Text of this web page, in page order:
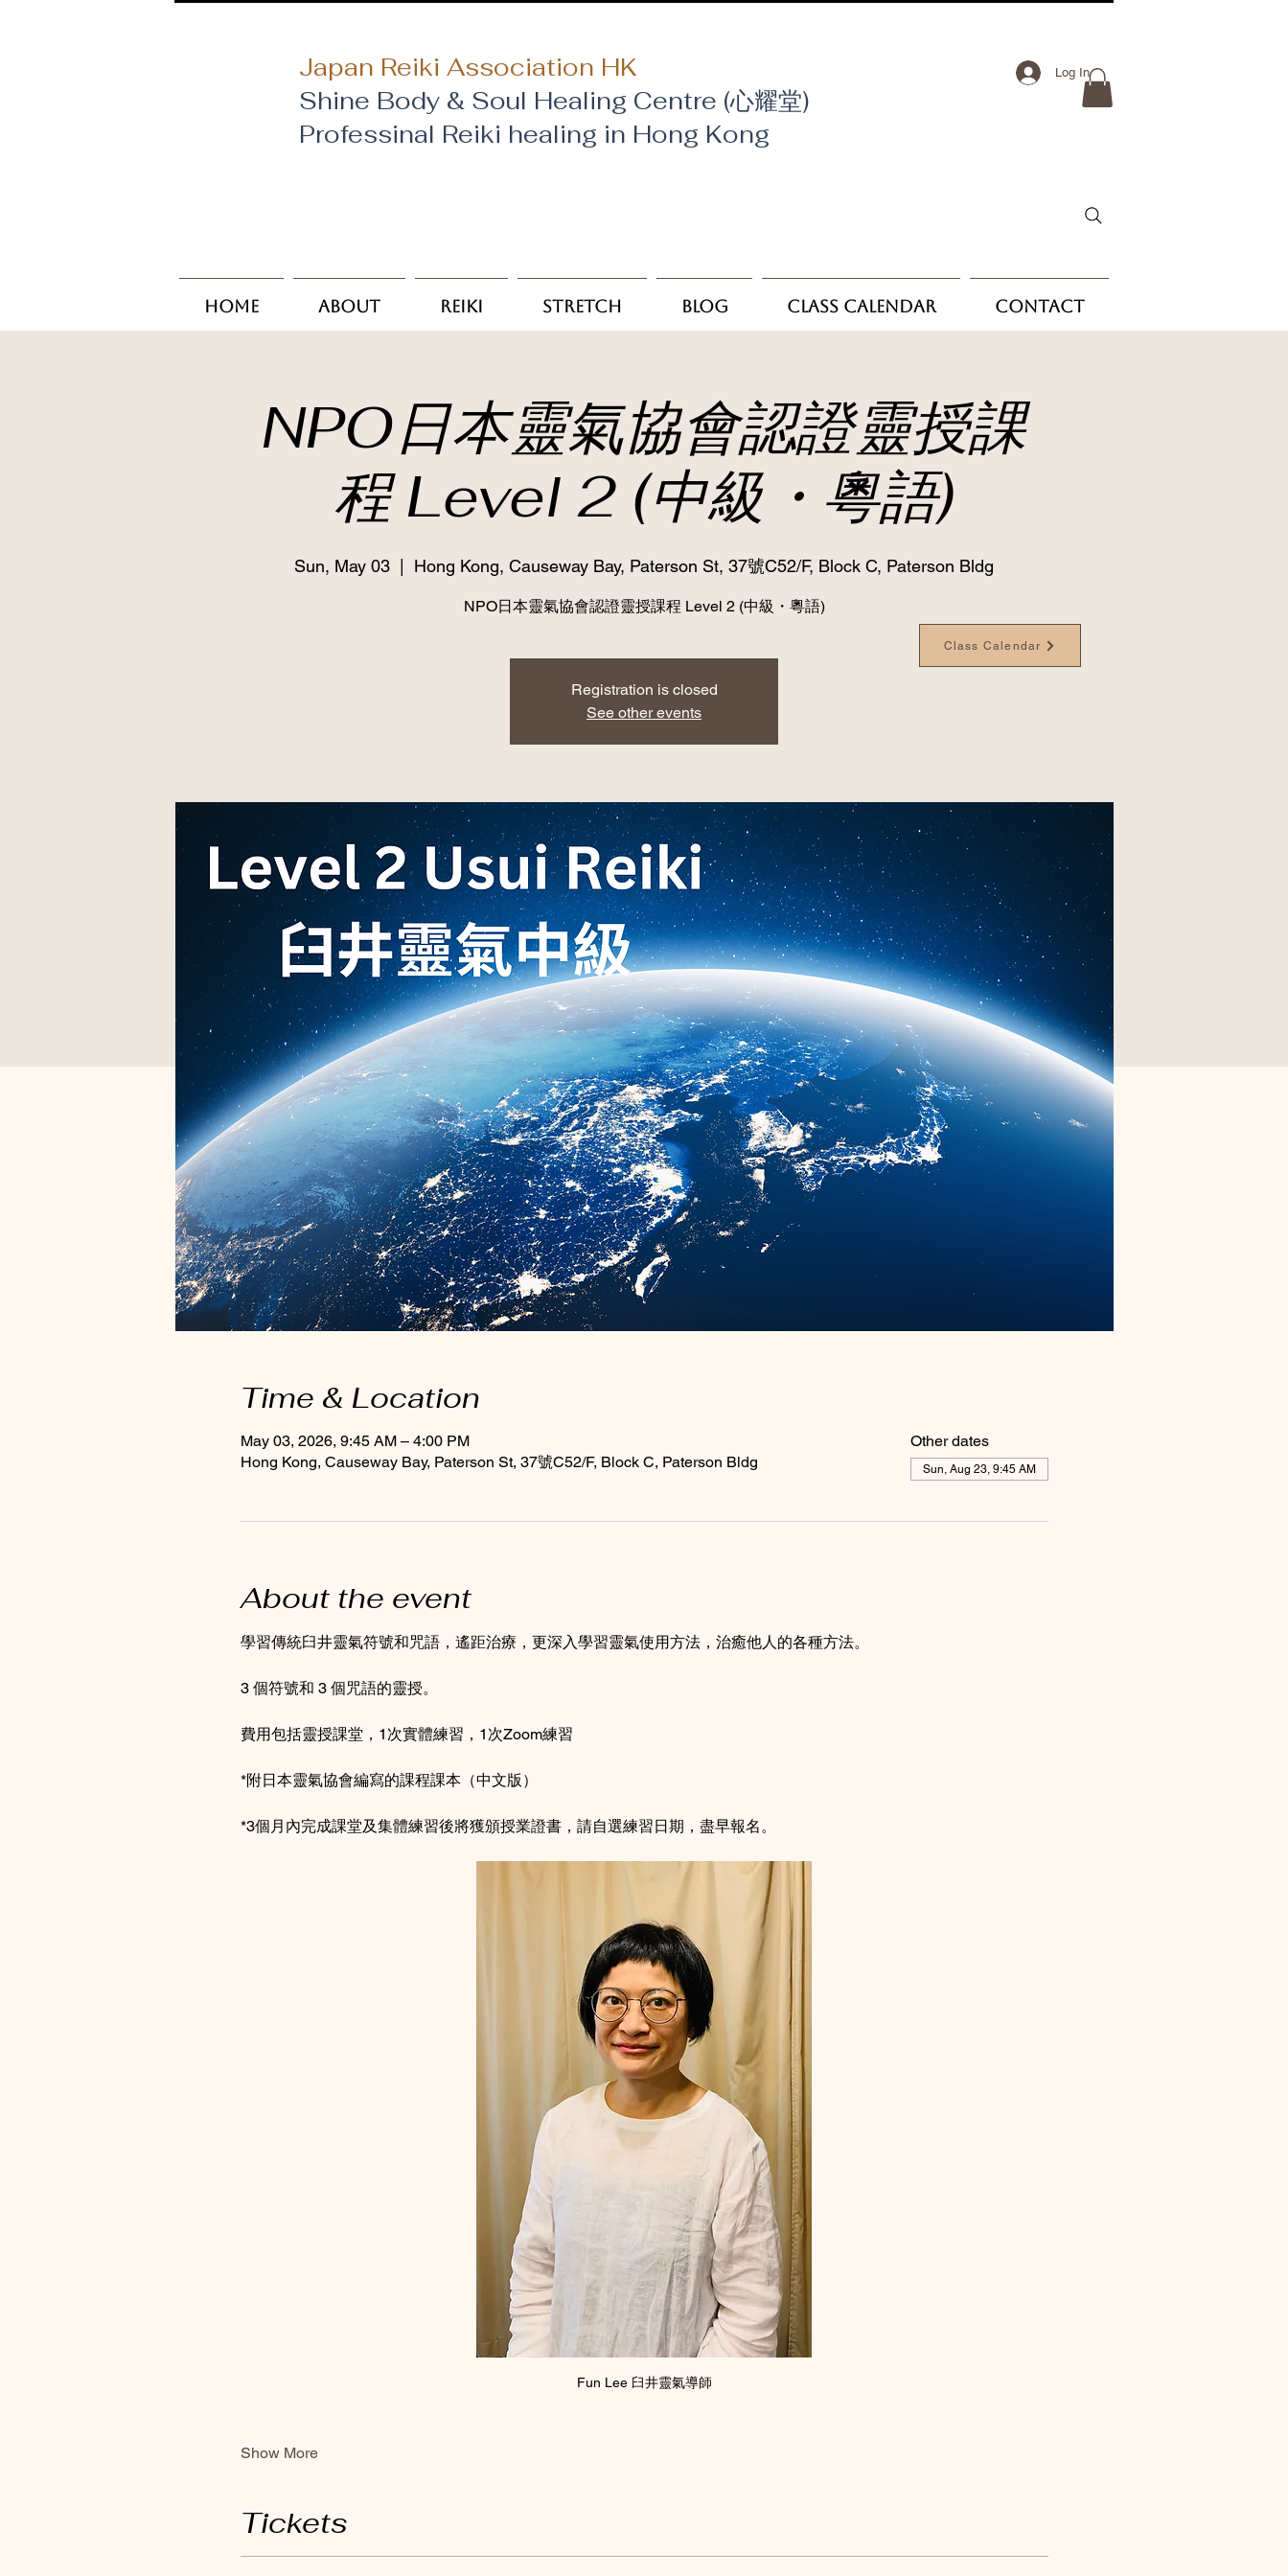
Japan Reiki Association HK
Shine Body & Soul Healing Centre (心耀堂)
​Professinal Reiki healing in Hong Kong
Log In
Home About Reiki Stretch Blog Class Calendar Contact
NPO日本靈氣協會認證靈授課
程 Level 2 (中級・粵語)
Sun, May 03 Hong Kong, Causeway Bay, Paterson St, 37號C52/F, Block C, Paterson Bldg
NPO日本靈氣協會認證靈授課程 Level 2 (中級・粵語)
Registration is closed
See other events
Time & Location
May 03, 2026, 9:45 AM – 4:00 PM
Hong Kong, Causeway Bay, Paterson St, 37號C52/F, Block C, Paterson Bldg
Other dates
Sun, Aug 23, 9:45 AM
About the event
學習傳統臼井靈氣符號和咒語，遙距治療，更深入學習靈氣使用方法，治癒他人的各種方法。
3 個符號和 3 個咒語的靈授。
費用包括靈授課堂，1次實體練習，1次Zoom練習
*附日本靈氣協會編寫的課程課本（中文版）
*3個月內完成課堂及集體練習後將獲頒授業證書，請自選練習日期，盡早報名。
Fun Lee 臼井靈氣導師
Show More
Tickets
Class Calendar